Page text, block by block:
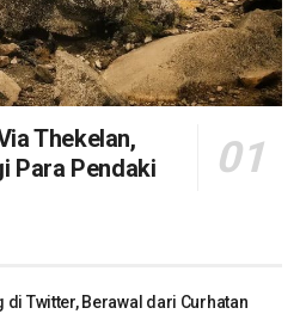
Thekelan,
Para Pendaki
Twitter, Berawal dari Curhatan